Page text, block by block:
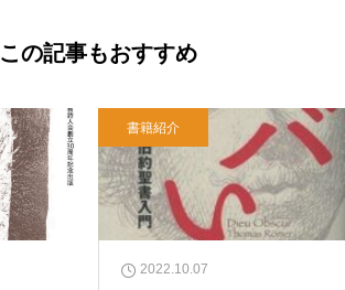
この記事もおすすめ
書籍紹介
2022.10.07